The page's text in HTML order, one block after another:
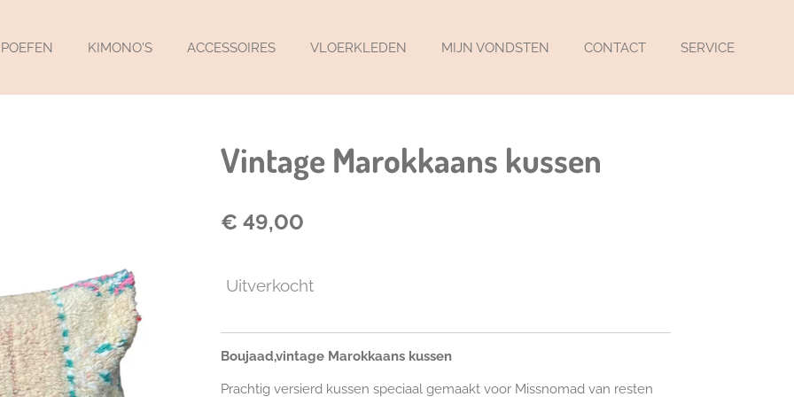
POEFEN KIMONO'S ACCESSOIRES VLOERKLEDEN MIJN VONDSTEN CONTACT SERVICE
Vintage Marokkaans kussen
€ 49,00
Uitverkocht
Boujaad,vintage Marokkaans kussen
Prachtig versierd kussen speciaal gemaakt voor Missnomad van resten